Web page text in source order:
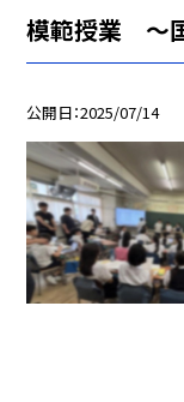
模範授業 ～
公開日 2025/07/14